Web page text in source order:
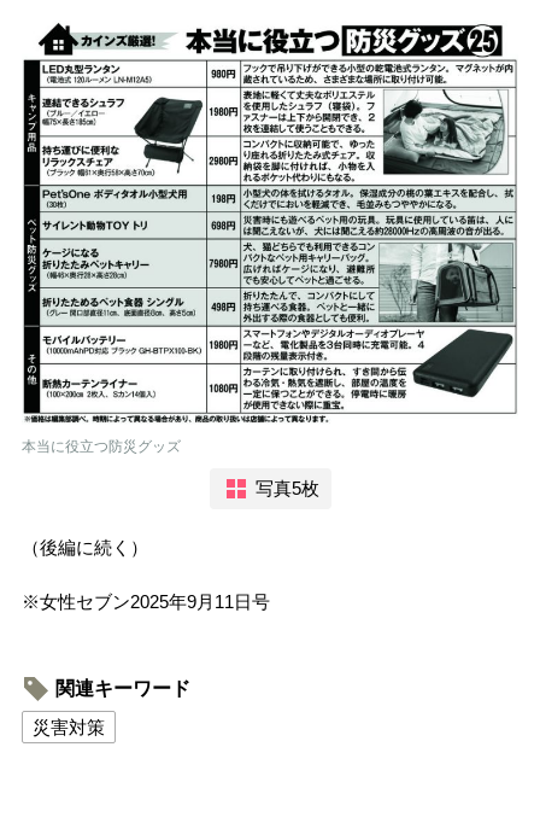
本当に役立つ防災グッズ
写真5枚
（後編に続く）
※女性セブン2025年9月11日号
関連キーワード
災害対策